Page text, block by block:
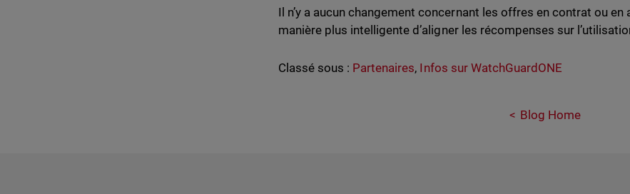
Il n’y a aucun changement concernant les offres en contrat ou
manière plus intelligente d’aligner les récompenses sur
Classé sous : Partenaires, Infos sur WatchGuardONE
Blog Home